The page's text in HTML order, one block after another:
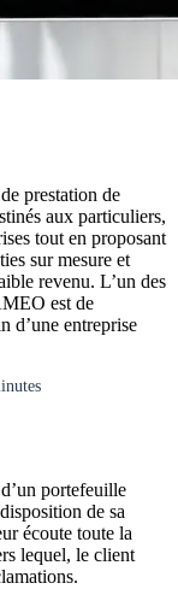
prestation de
aux particuliers,
tout en proposant
sur mesure et
revenu. L’un des
est de
d’une entreprise
portefeuille
de sa
écoute toute la
lequel, le client